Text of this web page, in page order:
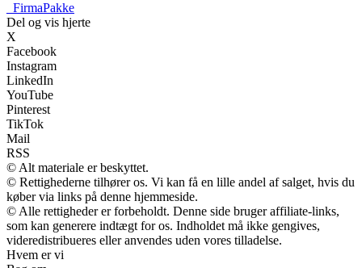
FirmaPakke
Del og vis hjerte
X
Facebook
Instagram
LinkedIn
YouTube
Pinterest
TikTok
Mail
RSS
© Alt materiale er beskyttet.
© Rettighederne tilhører os. Vi kan få en lille andel af salget, hvis du
køber via links på denne hjemmeside.
© Alle rettigheder er forbeholdt. Denne side bruger affiliate-links,
som kan generere indtægt for os. Indholdet må ikke gengives,
videredistribueres eller anvendes uden vores tilladelse.
Hvem er vi